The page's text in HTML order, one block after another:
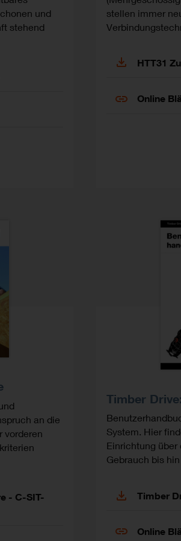
und
stehend
stellen immer
HTT31
Online
an die
vorderen
- C-SIT-
Timber
System. Hier
Einrichtung über
Gebrauch bis
Timber
Online